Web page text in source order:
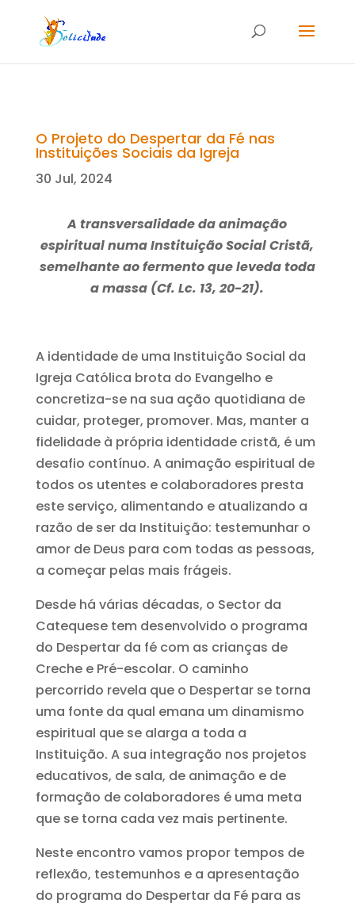
O Projeto do Despertar da Fé nas
Instituições Sociais da Igreja
30 Jul, 2024
A transversalidade da animação
espiritual numa Instituição Social Cristã,
semelhante ao fermento que leveda toda
a massa (Cf. Lc. 13, 20-21).
A identidade de uma Instituição Social da
Igreja Católica brota do Evangelho e
concretiza-se na sua ação quotidiana de
cuidar, proteger, promover. Mas, manter a
fidelidade à própria identidade cristã, é um
desafio contínuo. A animação espiritual de
todos os utentes e colaboradores presta
este serviço, alimentando e atualizando a
razão de ser da Instituição: testemunhar o
amor de Deus para com todas as pessoas,
a começar pelas mais frágeis.
Desde há várias décadas, o Sector da
Catequese tem desenvolvido o programa
do Despertar da fé com as crianças de
Creche e Pré-escolar. O caminho
percorrido revela que o Despertar se torna
uma fonte da qual emana um dinamismo
espiritual que se alarga a toda a
Instituição. A sua integração nos projetos
educativos, de sala, de animação e de
formação de colaboradores é uma meta
que se torna cada vez mais pertinente.
Neste encontro vamos propor tempos de
reflexão, testemunhos e a apresentação
do programa do Despertar da Fé para as